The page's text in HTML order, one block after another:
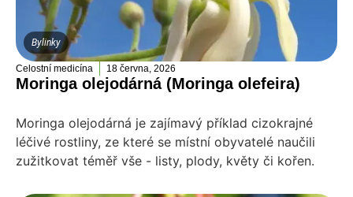
Bylinky
Celostní medicína 18 června, 2026
Moringa olejodárná (Moringa olefeira)
Moringa olejodárná je zajímavý příklad cizokrajné
léčivé rostliny, ze které se místní obyvatelé naučili
zužitkovat téměř vše - listy, plody, květy či kořen.